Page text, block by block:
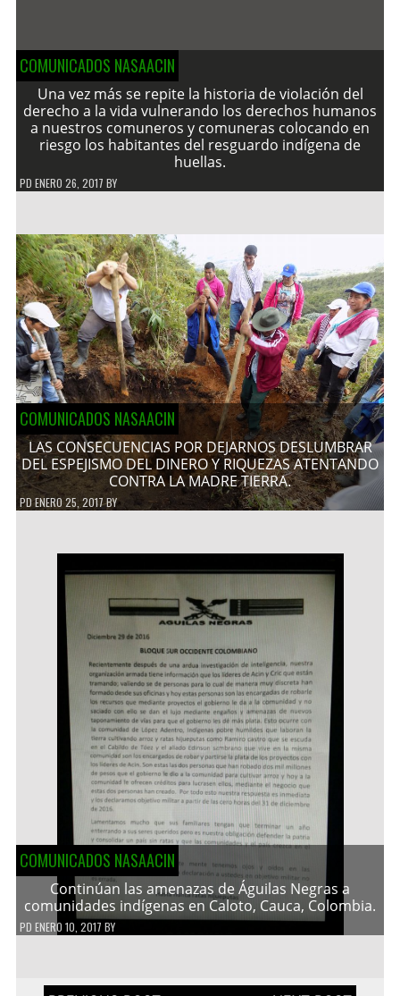
COMUNICADOS NASAACIN
Una vez más se repite la historia de violación del
derecho a la vida vulnerando los derechos humanos
a nuestros comuneros y comuneras colocando en
riesgo los habitantes del resguardo indígena de
huellas.
PD ENERO 26, 2017 BY
COMUNICADOS NASAACIN
LAS CONSECUENCIAS POR DEJARNOS DESLUMBRAR
DEL ESPEJISMO DEL DINERO Y RIQUEZAS ATENTANDO
CONTRA LA MADRE TIERRA.
PDENERO 25, 2017BY
COMUNICADOS NASAACIN
Continúan las amenazas de Águilas Negras a
comunidades indígenas en Caloto, Cauca, Colombia.
PD ENERO 10, 2017 BY